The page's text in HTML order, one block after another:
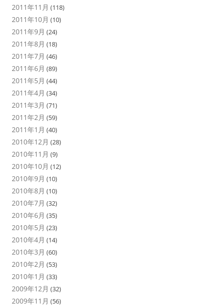
2011年11月 (118)
2011年10月 (10)
2011年9月 (24)
2011年8月 (18)
2011年7月 (46)
2011年6月 (89)
2011年5月 (44)
2011年4月 (34)
2011年3月 (71)
2011年2月 (59)
2011年1月 (40)
2010年12月 (28)
2010年11月 (9)
2010年10月 (12)
2010年9月 (10)
2010年8月 (10)
2010年7月 (32)
2010年6月 (35)
2010年5月 (23)
2010年4月 (14)
2010年3月 (60)
2010年2月 (53)
2010年1月 (33)
2009年12月 (32)
2009年11月 (56)